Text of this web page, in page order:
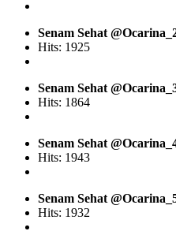
Senam Sehat
Hits: 1925
Senam Sehat
Hits: 1864
Senam Sehat
Hits: 1943
Senam Sehat
Hits: 1932